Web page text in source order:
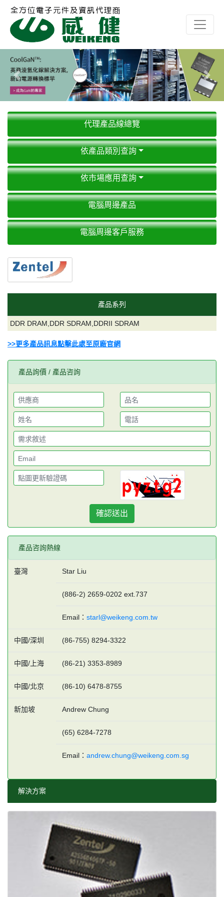
Previous Next
代理產品線總覽
依產品類別查詢
依市場應用查詢
電腦周邊產品
電腦周邊客戶服務
產品系列
DDR DRAM,DDR SDRAM,DDRII SDRAM
>>更多產品訊息點擊此處至原廠官網
產品詢價 / 產品咨詢
確認送出
產品咨詢熱線
臺灣 Star Liu
(886-2) 2659-0202 ext.737
Email： starl@weikeng.com.tw
中國/深圳 (86-755) 8294-3322
中國/上海 (86-21) 3353-8989
中國/北京 (86-10) 6478-8755
新加坡 Andrew Chung
(65) 6284-7278
Email： andrew.chung@weikeng.com.sg
解決方案